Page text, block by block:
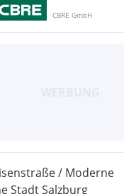
CBRE GmbH
/ Moderne
Stadt Salzburg